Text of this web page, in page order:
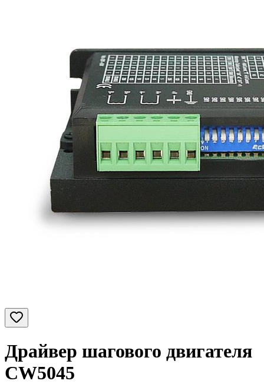
Драйвер шагового двигателя
CW5045